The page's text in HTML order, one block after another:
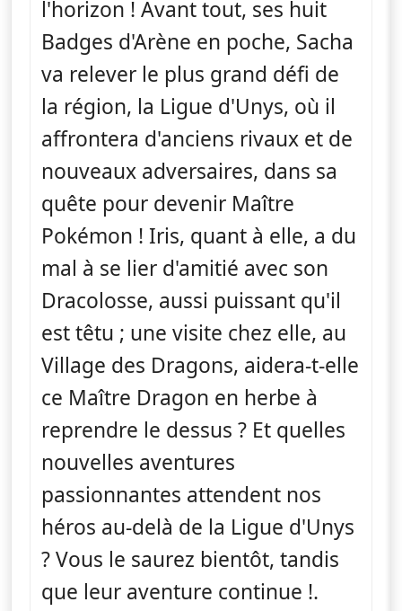
l'horizon ! Avant tout, ses huit
Badges d'Arène en poche, Sacha
va relever le plus grand défi de
la région, la Ligue d'Unys, où il
affrontera d'anciens rivaux et de
nouveaux adversaires, dans sa
quête pour devenir Maître
Pokémon ! Iris, quant à elle, a du
mal à se lier d'amitié avec son
Dracolosse, aussi puissant qu'il
est têtu ; une visite chez elle, au
Village des Dragons, aidera-t-elle
ce Maître Dragon en herbe à
reprendre le dessus ? Et quelles
nouvelles aventures
passionnantes attendent nos
héros au-delà de la Ligue d'Unys
? Vous le saurez bientôt, tandis
que leur aventure continue !.